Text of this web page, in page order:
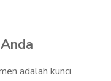
adalah kunci.